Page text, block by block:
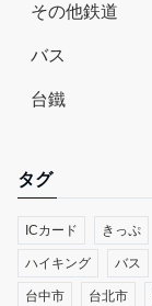
その他鉄道
バス
台鐵
タグ
ICカード きっぷ
ハイキング バス
台中市 台北市